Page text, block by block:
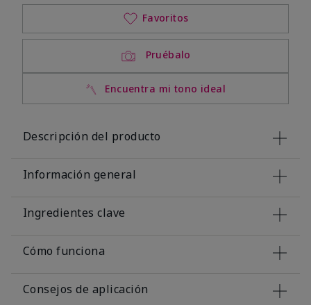
Pruébalo
Encuentra mi tono ideal
Favoritos
Descripción del producto
Información general
Ingredientes clave
Cómo funciona
Consejos de aplicación